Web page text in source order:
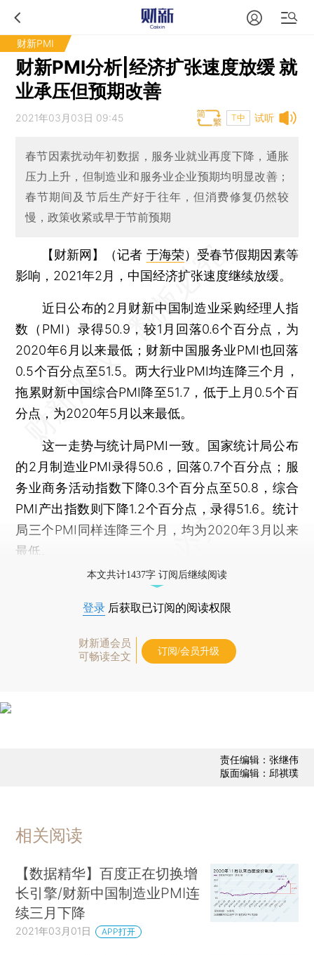
财新PMI
财新PMI分析|经济扩张速度放缓 就
业承压但预期改善
试听
2021年03月03日 09:45 T中
春节因素扰动年初数据，服务业就业再度下降，通胀
压力上升，但制造业和服务业企业预期均明显改善；
春节期间及节后生产好于往年，但消费修复仍然较
慢，政策收紧或早于节前预期
【财新网】（记者 于海荣） 受春节假期因素等
影响，2021年2月，中国经济扩张速度继续放缓。
近日公布的2月财新中国制造业采购经理人指
数（PMI）录得50.9，较1月回落0.6个百分点，为
2020年6月以来最低；财新中国服务业PMI也回落
0.5个百分点至51.5。两大行业PMI均连降三个月，
拖累财新中国综合PMI降至51.7，低于上月0.5个百
分点，为2020年5月以来最低。
这一走势与统计局PMI一致。国家统计局公布
的2月制造业PMI录得50.6，回落0.7个百分点；服
务业商务活动指数下降0.3个百分点至50.8，综合
PMI产出指数则下降1.2个百分点，录得51.6。统计
局三个PMI同样连降三个月，均为2020年3月以来
最低。
本文共计1437字 订阅后继续阅读
登录 后获取已订阅的阅读权限
财新通会员
可畅读全文
订阅/会员升级
责任编辑：张继伟
版面编辑：邱祺璞
相关阅读
【数据精华】百度正在切换增
长引擎/财新中国制造业PMI连
续三月下降
2021年03月01日 APP打开